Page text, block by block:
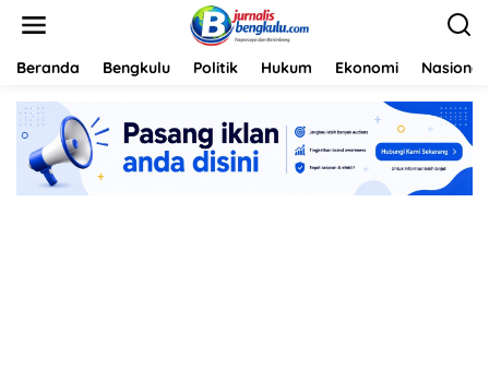
Beranda Bengkulu Politik Hukum Ekonomi Nasional